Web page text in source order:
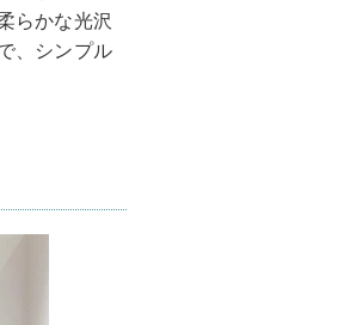
らかな光沢
、シンプル